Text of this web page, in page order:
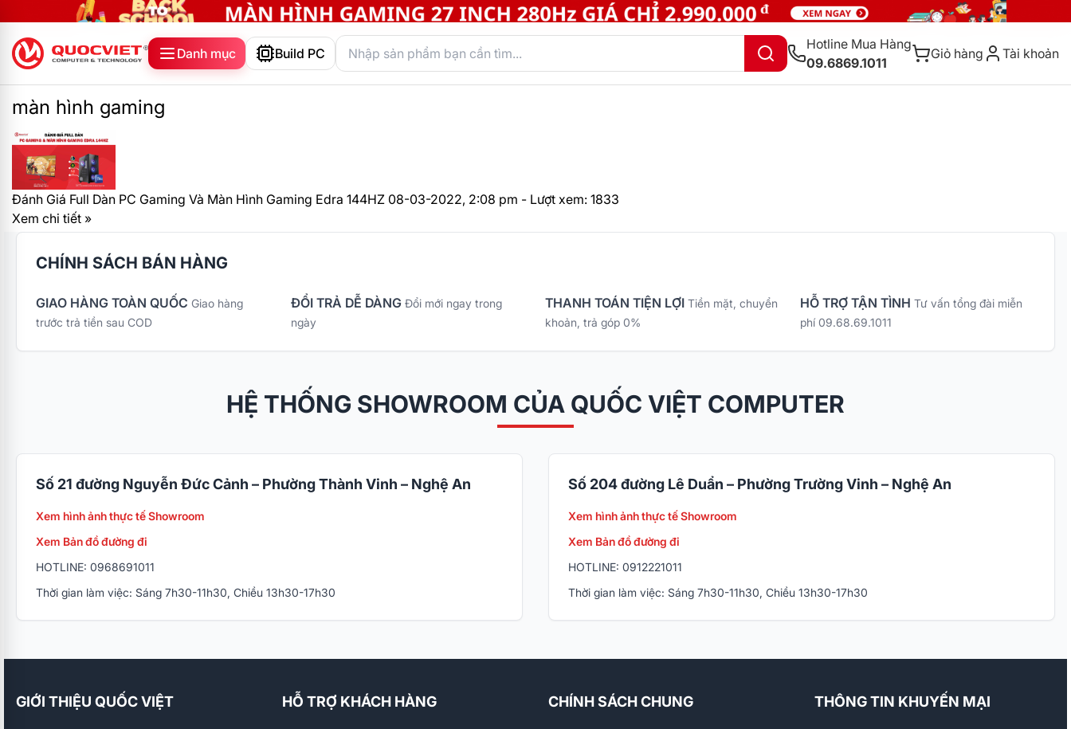
Danh mục Build PC
Hotline Mua Hàng
09.6869.1011
Giỏ hàng Tài khoản
màn hình gaming
Đánh Giá Full Dàn PC Gaming Và Màn Hình Gaming Edra 144HZ 08-03-2022, 2:08 pm - Lượt xem: 1833
Xem chi tiết »
CHÍNH SÁCH BÁN HÀNG
GIAO HÀNG TOÀN QUỐC Giao hàng
trước trả tiền sau COD
ĐỔI TRẢ DỄ DÀNG Đổi mới ngay trong
ngày
THANH TOÁN TIỆN LỢI Tiền mặt, chuyển
khoản, trả góp 0%
HỖ TRỢ TẬN TÌNH Tư vấn tổng đài miễn
phí 09.68.69.1011
HỆ THỐNG SHOWROOM CỦA QUỐC VIỆT COMPUTER
Số 21 đường Nguyễn Đức Cảnh – Phường Thành Vinh – Nghệ An
Xem hình ảnh thực tế Showroom
Xem Bản đồ đường đi
HOTLINE: 0968691011
Thời gian làm việc: Sáng 7h30-11h30, Chiều 13h30-17h30
Số 204 đường Lê Duẩn – Phường Trường Vinh – Nghệ An
Xem hình ảnh thực tế Showroom
Xem Bản đồ đường đi
HOTLINE: 0912221011
Thời gian làm việc: Sáng 7h30-11h30, Chiều 13h30-17h30
GIỚI THIỆU QUỐC VIỆT HỖ TRỢ KHÁCH HÀNG CHÍNH SÁCH CHUNG THÔNG TIN KHUYẾN MẠI